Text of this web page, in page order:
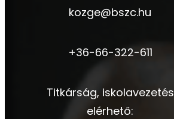
kozge@bszc.hu
+36-66-322-611
Titkárság, iskolavezetés
elérhető: